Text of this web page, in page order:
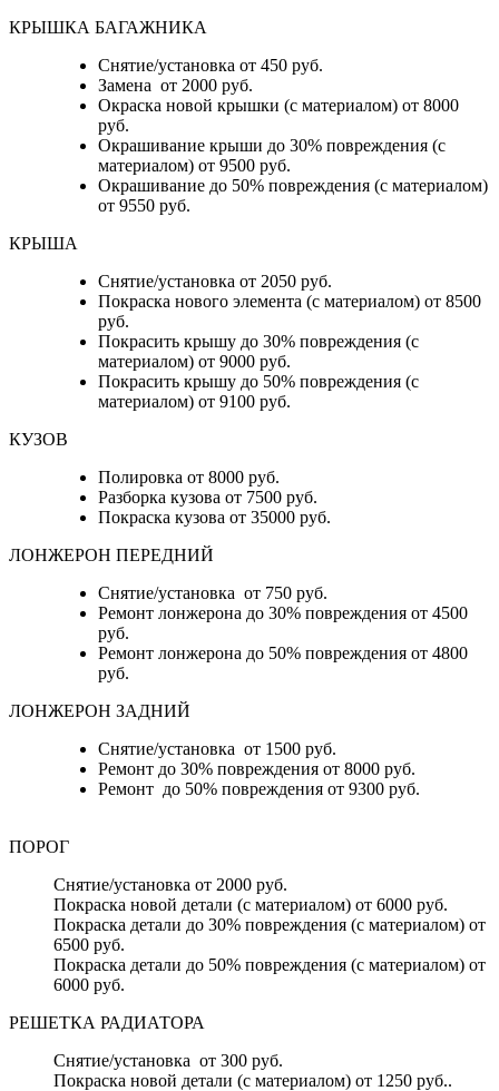
КРЫШКА БАГАЖНИКА
Снятие/установка от 450 руб.
Замена от 2000 руб.
Окраска новой крышки (с материалом) от 8000
руб.
Окрашивание крыши до 30% повреждения (с
материалом) от 9500 руб.
Окрашивание до 50% повреждения (с материалом)
от 9550 руб.
КРЫША
Снятие/установка от 2050 руб.
Покраска нового элемента (с материалом) от 8500
руб.
Покрасить крышу до 30% повреждения (с
материалом) от 9000 руб.
Покрасить крышу до 50% повреждения (с
материалом) от 9100 руб.
КУЗОВ
Полировка от 8000 руб.
Разборка кузова от 7500 руб.
Покраска кузова от 35000 руб.
ЛОНЖЕРОН ПЕРЕДНИЙ
Снятие/установка от 750 руб.
Ремонт лонжерона до 30% повреждения от 4500
руб.
Ремонт лонжерона до 50% повреждения от 4800
руб.
ЛОНЖЕРОН ЗАДНИЙ
Снятие/установка от 1500 руб.
Ремонт до 30% повреждения от 8000 руб.
Ремонт до 50% повреждения от 9300 руб.
ПОРОГ
Снятие/установка от 2000 руб.
Покраска новой детали (с материалом) от 6000 руб.
Покраска детали до 30% повреждения (с материалом) от
6500 руб.
Покраска детали до 50% повреждения (с материалом) от
6000 руб.
РЕШЕТКА РАДИАТОРА
Снятие/установка от 300 руб.
Покраска новой детали (с материалом) от 1250 руб..